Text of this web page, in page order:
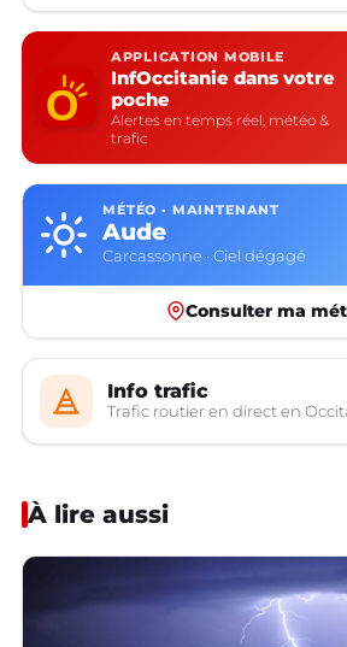
APPLICATION MOBILE
InfOccitanie dans votre
poche
Alertes en temps réel, météo &
trafic
MÉTÉO · MAINTENANT
Aude
Carcassonne · Ciel dégagé
Consulter ma
Info trafic
Trafic routier en direct en
À lire aussi